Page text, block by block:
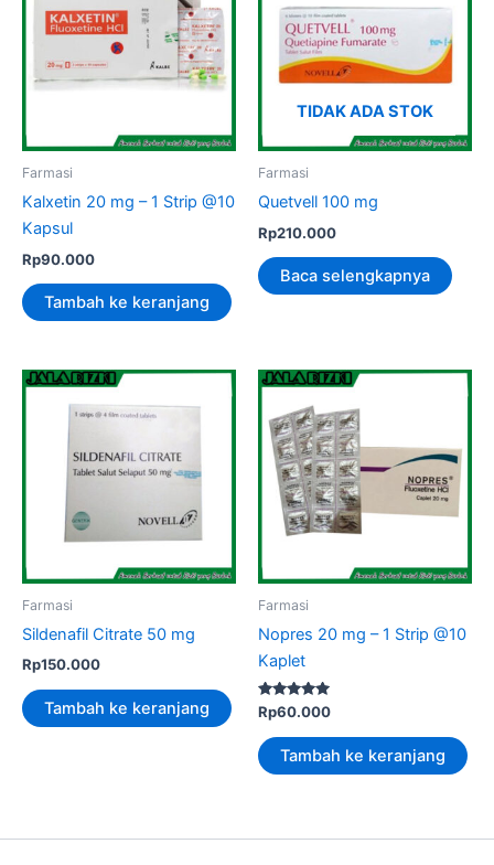
Farmasi
Kalxetin 20 mg – 1 Strip @10
Kapsul
Rp90.000
Tambah ke keranjang
TIDAK ADA STOK
Farmasi
Quetvell 100 mg
Rp210.000
Baca selengkapnya
Farmasi
Sildenafil Citrate 50 mg
Rp150.000
Tambah ke keranjang
Farmasi
Nopres 20 mg – 1 Strip @10
Kaplet
Dinilai
5.00
dari 5
Rp60.000
Tambah ke keranjang